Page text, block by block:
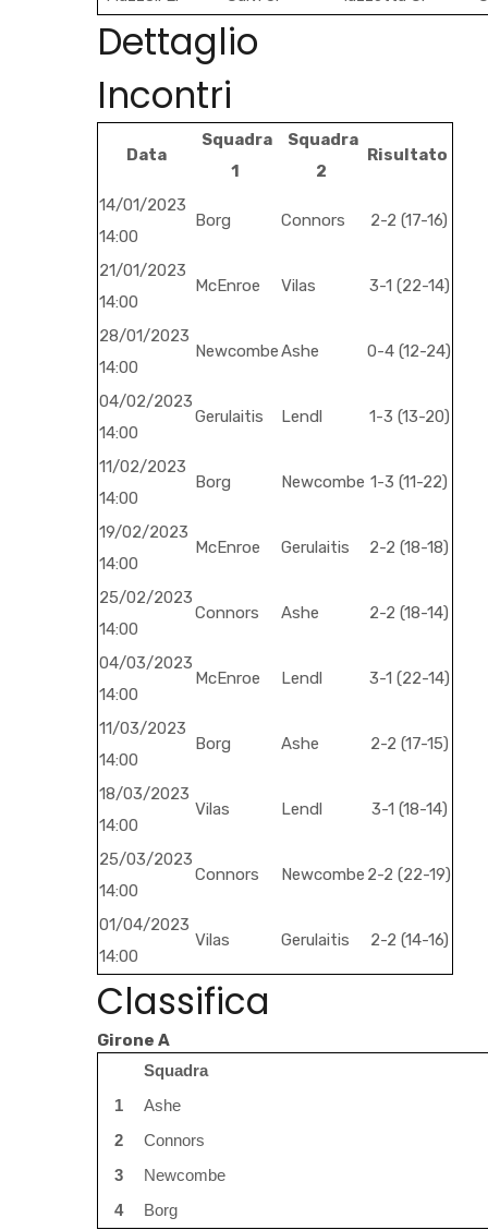
Dettaglio
Incontri
Data
Squadra
1
Squadra
2
Risultato
14/01/2023
14:00
Borg Connors 2-2 (17-16)
21/01/2023
14:00
McEnroe Vilas 3-1 (22-14)
28/01/2023
14:00
NewcombeAshe 0-4 (12-24)
04/02/2023
14:00
Gerulaitis Lendl 1-3 (13-20)
11/02/2023
14:00
Borg Newcombe 1-3 (11-22)
19/02/2023
14:00
McEnroe Gerulaitis 2-2 (18-18)
25/02/2023
14:00
Connors Ashe 2-2 (18-14)
04/03/2023
14:00
McEnroe Lendl 3-1 (22-14)
11/03/2023
14:00
Borg Ashe 2-2 (17-15)
18/03/2023
14:00
Vilas Lendl 3-1 (18-14)
25/03/2023
14:00
Connors Newcombe 2-2 (22-19)
01/04/2023
14:00
Vilas Gerulaitis 2-2 (14-16)
Classifica
Girone A
Squadra
1
Ashe
2
Connors
3
Newcombe
4
Borg